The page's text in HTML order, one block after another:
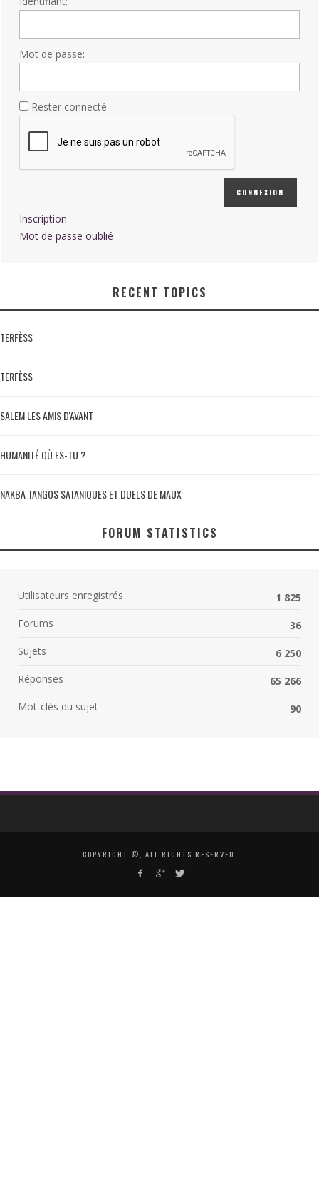
Mot de passe:
Rester connecté
CONNEXION
Inscription
Mot de passe oublié
RECENT TOPICS
TERFÈSS
TERFÈSS
SALEM LES AMIS D'AVANT
HUMANITÉ OÙ ES-TU ?
NAKBA TANGOS SATANIQUES ET DUELS DE MAUX
FORUM STATISTICS
Utilisateurs enregistrés
1 825
Forums
36
Sujets
6 250
Réponses
65 266
Mot-clés du sujet
90
COPYRIGHT ©, ALL RIGHTS RESERVED.